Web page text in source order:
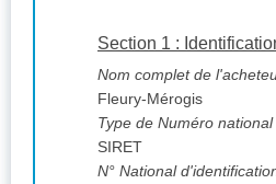
Section 1 :
Nom complet de
Fleury-Mérogis
Type de Numéro
SIRET
N° National